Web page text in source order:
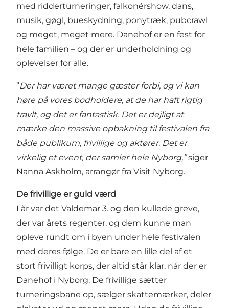
med ridderturneringer, falkonérshow, dans,
musik, gøgl, bueskydning, ponytræk, pubcrawl
og meget, meget mere. Danehof er en fest for
hele familien – og der er underholdning og
oplevelser for alle.
”Der har været mange gæster forbi, og vi kan
høre på vores bodholdere, at de har haft rigtig
travlt, og det er fantastisk. Det er dejligt at
mærke den massive opbakning til festivalen fra
både publikum, frivillige og aktører. Det er
virkelig et event, der samler hele Nyborg,”siger
Nanna Askholm, arrangør fra Visit Nyborg.
De frivillige er guld værd
I år var det Valdemar 3. og den kullede greve,
der var årets regenter, og dem kunne man
opleve rundt om i byen under hele festivalen
med deres følge. De er bare en lille del af et
stort frivilligt korps, der altid står klar, når der er
Danehof i Nyborg. De frivillige sætter
turneringsbane op, sælger skattemærker, deler